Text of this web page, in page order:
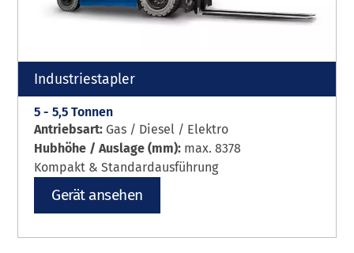
Industriestapler
5 - 5,5 Tonnen
Antriebsart: Gas / Diesel / Elektro
Hubhöhe / Auslage (mm): max. 8378
Kompakt & Standardausführung
Gerät ansehen